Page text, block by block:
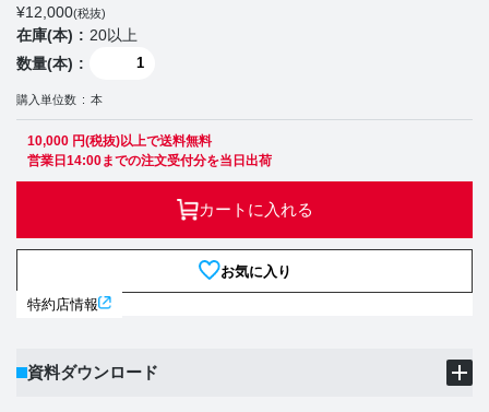
¥12,000(税抜)
在庫(本)
20以上
数量(本)
購入単位数 本
10,000 円(税抜)以上で送料無料
営業日14:00までの注文受付分を当日出荷
カートに入れる
お気に入り
特約店情報
資料ダウンロード